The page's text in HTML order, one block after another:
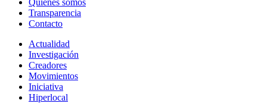
Quienes somos
Transparencia
Contacto
Actualidad
Investigación
Creadores
Movimientos
Iniciativa
Hiperlocal